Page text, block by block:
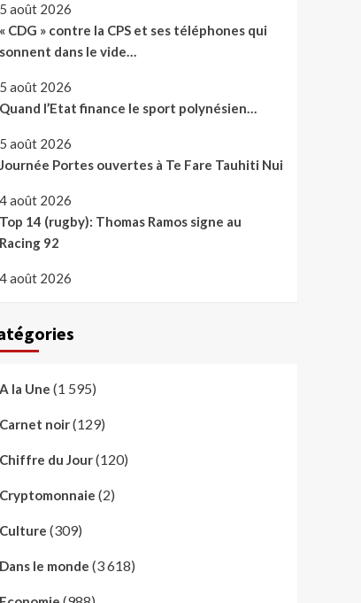
5 août 2026
« CDG » contre la CPS et ses téléphones qui
sonnent dans le vide…
5 août 2026
Quand l’Etat finance le sport polynésien…
5 août 2026
Journée Portes ouvertes à Te Fare Tauhiti Nui
4 août 2026
Top 14 (rugby): Thomas Ramos signe au
Racing 92
4 août 2026
A la Une (1 595)
Carnet noir(129)
Chiffre du Jour(120)
Cryptomonnaie (2)
Culture (309)
Dans le monde (3 618)